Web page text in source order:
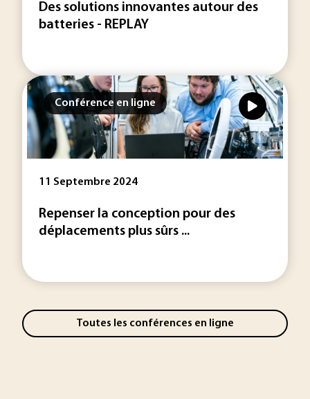
Des solutions innovantes autour des
batteries - REPLAY
Conférence en ligne
11 Septembre 2024
Repenser la conception pour des
déplacements plus sûrs ...
Toutes les conférences en ligne